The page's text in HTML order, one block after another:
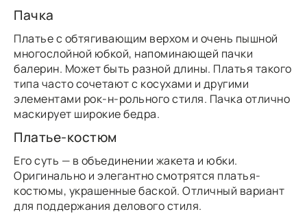
Пачка
Платье с обтягивающим верхом и очень пышной
многослойной юбкой, напоминающей пачки
балерин. Может быть разной длины. Платья такого
типа часто сочетают с косухами и другими
элементами рок-н-рольного стиля. Пачка отлично
маскирует широкие бедра.
Платье-костюм
Его суть — в объединении жакета и юбки.
Оригинально и элегантно смотрятся платья-
костюмы, украшенные баской. Отличный вариант
для поддержания делового стиля.